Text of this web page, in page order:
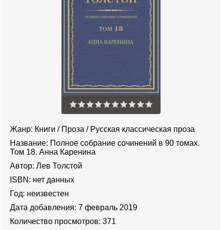
Жанр: Книги / Проза / Русская классическая проза
Название: Полное собрание сочинений в 90 томах.
Том 18. Анна Каренина
Автор: Лев Толстой
ISBN: нет данных
Год: неизвестен
Дата добавления: 7 февраль 2019
Количество просмотров: 371